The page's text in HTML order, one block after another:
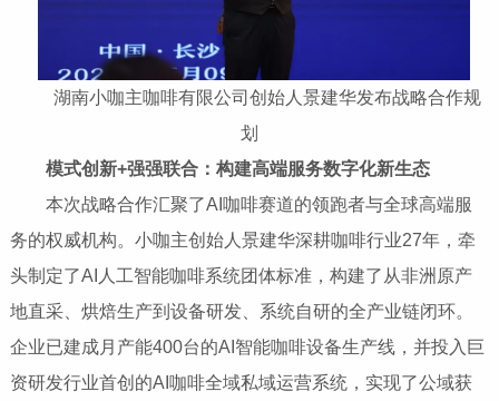
湖南小咖主咖啡有限公司创始人景建华发布战略合作规
划
模式创新+强强联合：构建高端服务数字化新生态
本次战略合作汇聚了AI咖啡赛道的领跑者与全球高端服
务的权威机构。小咖主创始人景建华深耕咖啡行业27年，牵
头制定了AI人工智能咖啡系统团体标准，构建了从非洲原产
地直采、烘焙生产到设备研发、系统自研的全产业链闭环。
企业已建成月产能400台的AI智能咖啡设备生产线，并投入巨
资研发行业首创的AI咖啡全域私域运营系统，实现了公域获